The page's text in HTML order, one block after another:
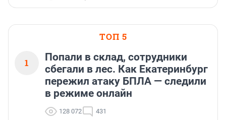
ТОП 5
1
Попали в склад, сотрудники
сбегали в лес. Как Екатеринбург
пережил атаку БПЛА — следили
в режиме онлайн
128 072 431